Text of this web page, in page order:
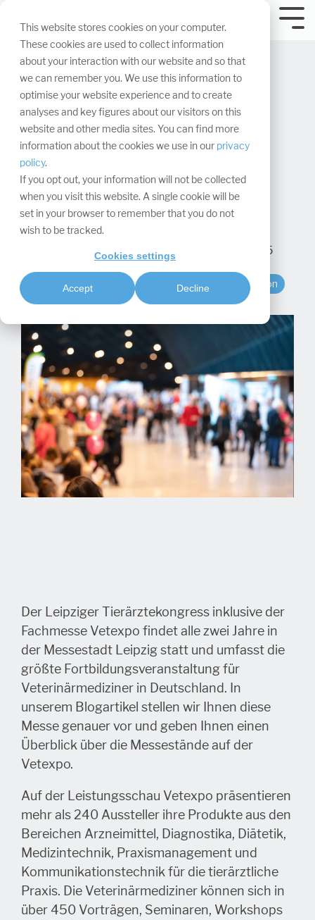
This website stores cookies on your computer.
These cookies are used to collect information
about your interaction with our website and so that
we can remember you. We use this information to
optimise your website experience and to create
analyses and key figures about our visitors on this
website and other media sites. You can find more
information about the cookies we use in our privacy
policy.
If you opt out, your information will not be collected
when you visit this website. A single cookie will be
set in your browser to remember that you do not
wish to be tracked.
Cookies settings
Accept Decline
überspringen.
Messevorstellung:
Leipziger
Tierärztekongress
Annalena Struever Updated on Juni 3, 2025
Analyse & Erfolgsmessung Design & Konzeption
Der Leipziger Tierärztekongress inklusive der
Fachmesse Vetexpo findet alle zwei Jahre in
der Messestadt Leipzig statt und umfasst die
größte Fortbildungsveranstaltung für
Veterinärmediziner in Deutschland. In
unserem Blogartikel stellen wir Ihnen diese
Messe genauer vor und geben Ihnen einen
Überblick über die Messestände auf der
Vetexpo.
Auf der Leistungsschau Vetexpo präsentieren
mehr als 240 Aussteller ihre Produkte aus den
Bereichen Arzneimittel, Diagnostika, Diätetik,
Medizintechnik, Praxismanagement und
Kommunikationstechnik für die tierärztliche
Praxis. Die Veterinärmediziner können sich in
über 450 Vorträgen, Seminaren, Workshops